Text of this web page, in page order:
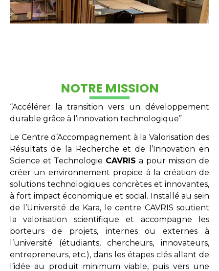
NOTRE MISSION
“Accélérer la transition vers un développement
durable grâce à l’innovation technologique”
Le Centre d’Accompagnement à la Valorisation des
Résultats de la Recherche et de l’Innovation en
Science et Technologie CAVRIS a pour mission de
créer un environnement propice à la création de
solutions technologiques concrètes et innovantes,
à fort impact économique et social. Installé au sein
de l’Université de Kara, le centre CAVRIS soutient
la valorisation scientifique et accompagne les
porteurs de projets, internes ou externes à
l’université (étudiants, chercheurs, innovateurs,
entrepreneurs, etc.), dans les étapes clés allant de
l’idée au produit minimum viable, puis vers une